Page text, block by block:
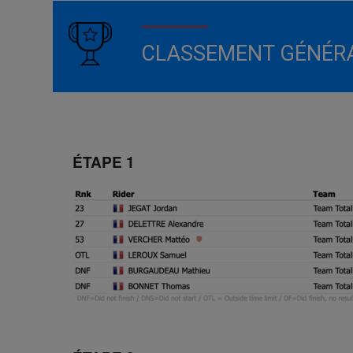
CLASSEMENT
ÉTAPE 1